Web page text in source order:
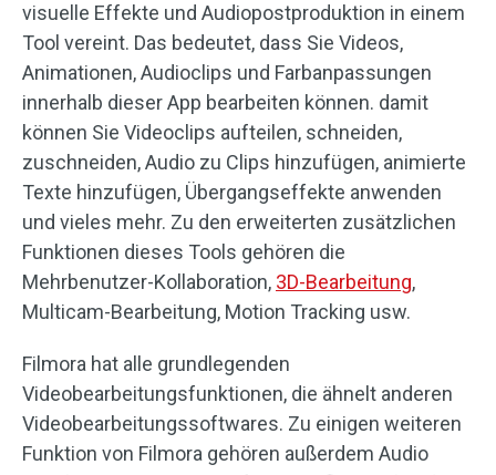
visuelle Effekte und Audiopostproduktion in einem
Tool vereint. Das bedeutet, dass Sie Videos,
Animationen, Audioclips und Farbanpassungen
innerhalb dieser App bearbeiten können. damit
können Sie Videoclips aufteilen, schneiden,
zuschneiden, Audio zu Clips hinzufügen, animierte
Texte hinzufügen, Übergangseffekte anwenden
und vieles mehr. Zu den erweiterten zusätzlichen
Funktionen dieses Tools gehören die
Mehrbenutzer-Kollaboration, 3D-Bearbeitung,
Multicam-Bearbeitung, Motion Tracking usw.
Filmora hat alle grundlegenden
Videobearbeitungsfunktionen, die ähnelt anderen
Videobearbeitungssoftwares. Zu einigen weiteren
Funktion von Filmora gehören außerdem Audio